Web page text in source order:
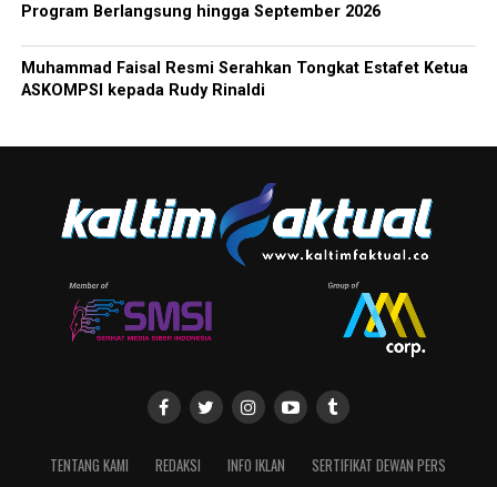
Program Berlangsung hingga September 2026
Muhammad Faisal Resmi Serahkan Tongkat Estafet Ketua
ASKOMPSI kepada Rudy Rinaldi
TENTANG KAMI REDAKSI INFO IKLAN
SERTIFIKAT DEWAN PERS